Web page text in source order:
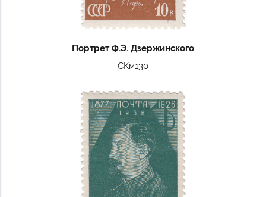
Портрет Ф.Э. Дзержинского
СКм130